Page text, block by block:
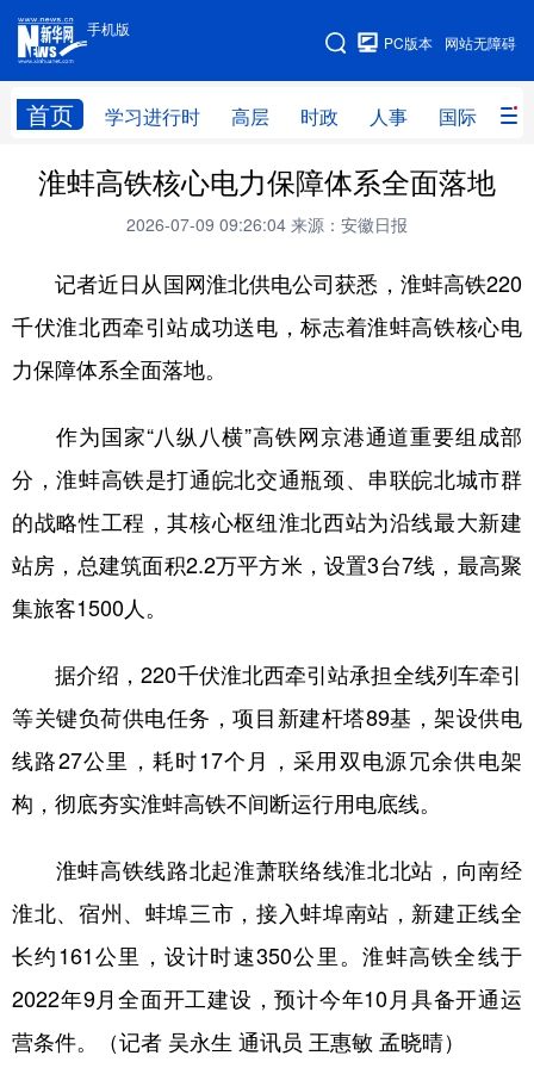
手机版
网站无障碍
PC版本
首页 学习进行时 高层 时政 人事 国际 财
手机版
网站地图
学习进行时 高层 时政 人事
财经 网评
台湾 思客智库 全球连线 教育
科技 科创 量子 体育
文化 书画
访谈 视频 图片 政务
法律 中央文件 金融 汽车
食品 人居 信息化 数字经济
学术中国 乡村振兴 银龄 溯源中国
彩票 娱乐 时尚 悦读
公益 一带一路 亚太网 上市公司
文化产业
地方频道
北京 天津 河北 山西
吉林 上海 江苏
淮蚌高铁核心电力保障体系全面落地
2026-07-09 09:26:04 来源：安徽日报
记者近日从国网淮北供电公司获悉，淮蚌高铁220
千伏淮北西牵引站成功送电，标志着淮蚌高铁核心电
力保障体系全面落地。
作为国家“八纵八横”高铁网京港通道重要组成部
分，淮蚌高铁是打通皖北交通瓶颈、串联皖北城市群
的战略性工程，其核心枢纽淮北西站为沿线最大新建
站房，总建筑面积2.2万平方米，设置3台7线，最高聚
集旅客1500人。
据介绍，220千伏淮北西牵引站承担全线列车牵引
等关键负荷供电任务，项目新建杆塔89基，架设供电
线路27公里，耗时17个月，采用双电源冗余供电架
构，彻底夯实淮蚌高铁不间断运行用电底线。
淮蚌高铁线路北起淮萧联络线淮北北站，向南经
淮北、宿州、蚌埠三市，接入蚌埠南站，新建正线全
长约161公里，设计时速350公里。淮蚌高铁全线于
2022年9月全面开工建设，预计今年10月具备开通运
营条件。（记者 吴永生 通讯员 王惠敏 孟晓晴）